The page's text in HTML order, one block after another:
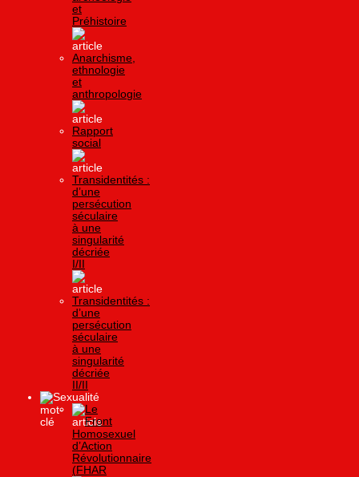
et
Préhistoire
Anarchisme,
ethnologie
et
anthropologie
Rapport
social
Transidentités :
d’une
persécution
séculaire
à une
singularité
décriée
I/II
Transidentités :
d’une
persécution
séculaire
à une
singularité
décriée
II/II
Sexualité
Le
Front
Homosexuel
d’Action
Révolutionnaire
(FHAR